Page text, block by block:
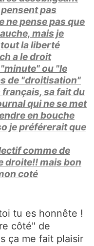
pas
pense pas que
mais je
la liberté
a le droit
ou "le
de "droitisation"
sa fait du
qui ne se met
en bouche
je préférerait que
comme de
droite!! mais bon
coté
tu es honnête !
côté" de
ça me fait plaisir